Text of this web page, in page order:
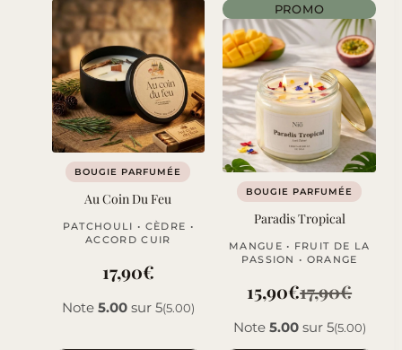
BOUGIE PARFUMÉE
Au Coin Du Feu
PATCHOULI • CÈDRE •
ACCORD CUIR
17,90€
Note 5.00sur 5(5.00)
PROMO
BOUGIE PARFUMÉE
Paradis Tropical
MANGUE • FRUIT DE LA
PASSION • ORANGE
17,90€
Le
prix
15,90€
Le
prix
Note 5.00sur 5(5.00)